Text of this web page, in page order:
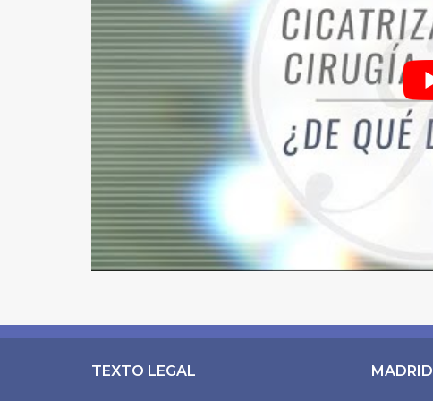
LIPOSUCCIÓN VASER EN MADRID
LIPOSUCCIÓN ALTA DEFINICIÓN EN MADRID
REPARACIÓN ENDOSCÓPICA DE LA PARED ABDOMINAL
ABDOMINOPLASTIA
ABDOMINOPLASTIA SIN DRENAJES
LIPOABDOMINOPLASTIA EN MADRID
LIFTING DE BRAZOS
AUMENTO DE GLÚTEOS
CIRUGÍA POSTBARIÁTRICA
ABDOMINOPLASTIA ENDOSCÓPICA
TEXTO LEGAL MADRID